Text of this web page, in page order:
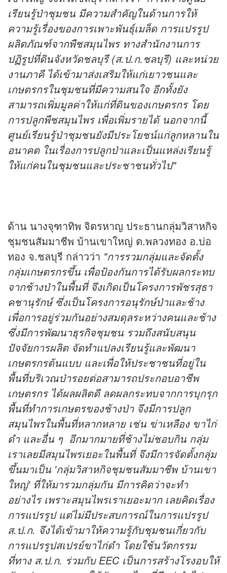
เรียนรู้ป่าชุมชน มีความสำคัญในด้านการให้
ความรู้เรื่องของการเพาะพันธุ์เมล็ด การแปรรูป
ผลิตภัณฑ์จากพืชสมุนไพร ทางสำนักงานการ
ปฏิรูปที่ดินจังหวัดชลบุรี (ส.ป.ก.ชลบุรี) และหน่วย
งานภาคี ได้เข้ามาส่งเสริมให้แก่เยาวชนและ
เกษตรกรในชุมชนที่มีความสนใจ อีกทั้งยัง
สามารถเพิ่มมูลค่าให้แก่ที่ดินของเกษตรกร โดย
การปลูกพืชสมุนไพร เพื่อเพิ่มรายได้ นอกจากนี้
ศูนย์เรียนรู้ป่าชุมชนยังมีประโยชน์แก่ลูกหลานใน
อนาคต ในเรื่องการปลูกป่าและเป็นแหล่งเรียนรู้
ให้แก่คนในชุมชนและประชาชนทั่วไป"
ด้าน นางจุฑาทิพ จิตรหาญ ประธานกลุ่มวิสาหกิจ
ชุมชนสัมมาชีพ บ้านเขาใหญ่ ต.พลวงทอง อ.บ่อ
ทอง จ.ชลบุรี กล่าวว่า "การรวมกลุ่มและจัดตั้ง
กลุ่มเกษตรกรขึ้น เพื่อป้องกันการได้รับผลกระทบ
จากช้างป่าในพื้นที่ จึงเกิดเป็นโครงการพัชรสุธา
คชานุรักษ์ ซึ่งเป็นโครงการอนุรักษ์ป่าและช้าง
เพื่อการอยู่ร่วมกันอย่างสมดุลระหว่างคนและช้าง
ซึ่งมีการพัฒนาธุรกิจชุมชน รวมถึงสนับสนุน
ปัจจัยการผลิต จัดทำแปลงเรียนรู้และพัฒนา
เกษตรกรต้นแบบ และเพื่อให้ประชาชนที่อยู่ใน
พื้นที่บริเวณป่ารอยต่อสามารถประกอบอาชีพ
เกษตรกร ได้ผลผลิตดี ลดผลกระทบจากการบุกรุก
พื้นที่ทำการเกษตรของช้างป่า จึงมีการปลูก
สมุนไพรในพื้นที่หลากหลาย เช่น ข่าเหลือง ขาไก่
ดำ และอื่น ๆ อีกมากมายที่ช้างไม่ชอบกิน กลุ่ม
เราเลยมีสมุนไพรเยอะในพื้นที่ จึงมีการจัดตั้งกลุ่ม
ขึ้นมาเป็น 'กลุ่มวิสาหกิจชุมชนสัมมาชีพ บ้านเขา
ใหญ่' ที่ให้มารวมกลุ่มกัน มีการคิดว่าจะทำ
อย่างไร เพราะสมุนไพรเราเยอะมาก เลยคิดเรื่อง
การแปรรูป แต่ไม่มีประสบการณ์ในการแปรรูป
ส.ป.ก. จึงได้เข้ามาให้ความรู้กับชุมชนเกี่ยวกับ
การแปรรูปสเปรย์ขาไก่ดำ โดยใช้นวัตกรรม
ที่ทาง ส.ป.ก. ร่วมกับ EEC เป็นการสร้างโรงอบให้